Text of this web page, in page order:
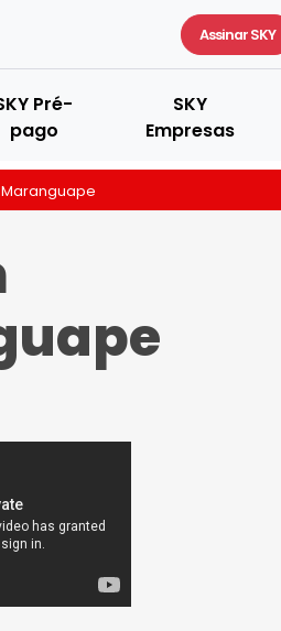
Assinar SKY
Pré-
pago
SKY
Empresas
Maranguape